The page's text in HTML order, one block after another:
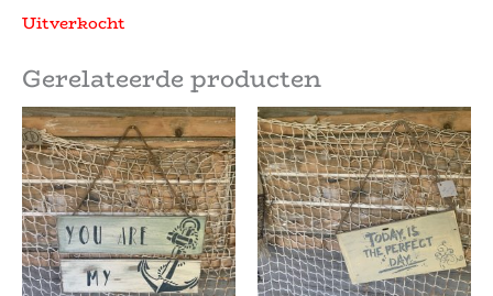
Uitverkocht
Gerelateerde producten